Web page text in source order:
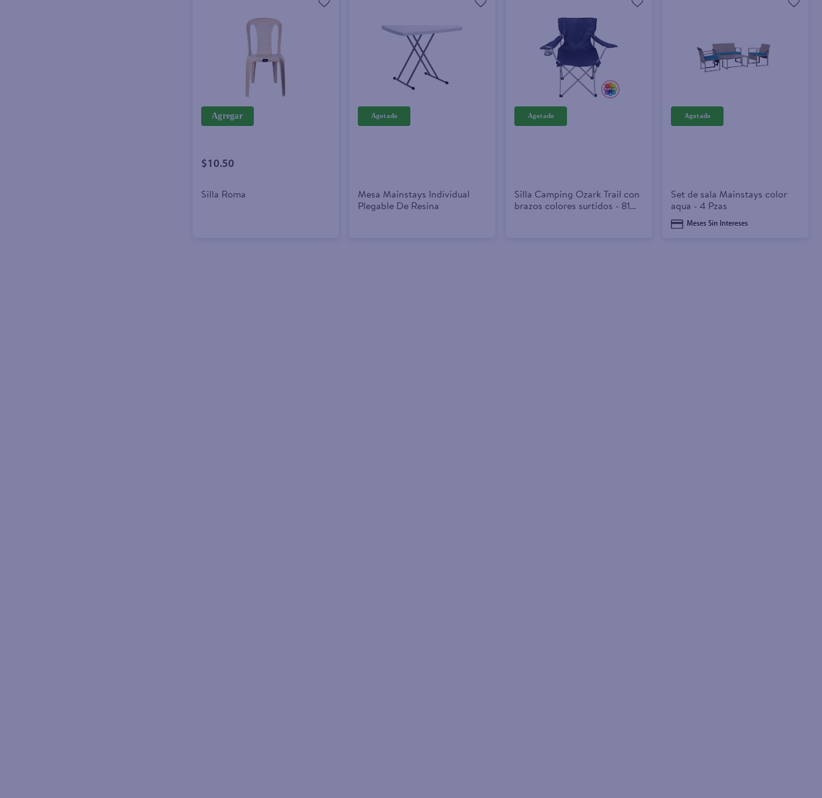
Agregar
$10.50
Silla Roma
Mesa Mainstays Individual
Plegable De Resina
Silla Camping Ozark Trail con
brazos colores surtidos - 81
Set de sala Mainstays color
aqua - 4 Pzas
Meses Sin Intereses